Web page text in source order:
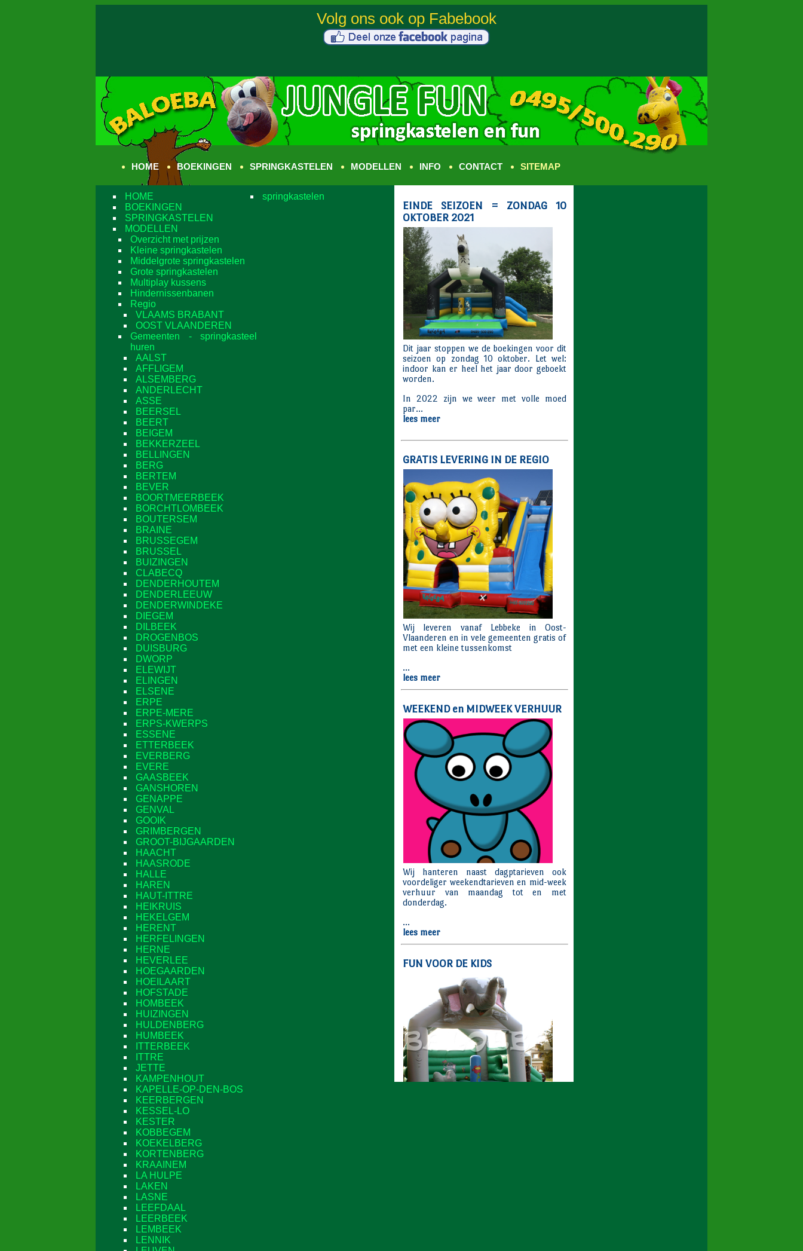
HOME BOEKINGEN SPRINGKASTELEN MODELLEN INFO CONTACT SITEMAP
HOME
BOEKINGEN
SPRINGKASTELEN
MODELLEN
Overzicht met prijzen
Kleine springkastelen
Middelgrote springkastelen
Grote springkastelen
Multiplay kussens
Hindernissenbanen
Regio
VLAAMS BRABANT
OOST VLAANDEREN
Gemeenten - springkasteel
huren
AALST
AFFLIGEM
ALSEMBERG
ANDERLECHT
ASSE
BEERSEL
BEERT
BEIGEM
BEKKERZEEL
BELLINGEN
BERG
BERTEM
BEVER
BOORTMEERBEEK
BORCHTLOMBEEK
BOUTERSEM
BRAINE
BRUSSEGEM
BRUSSEL
BUIZINGEN
CLABECQ
DENDERHOUTEM
DENDERLEEUW
DENDERWINDEKE
DIEGEM
DILBEEK
DROGENBOS
DUISBURG
DWORP
ELEWIJT
ELINGEN
ELSENE
ERPE
ERPE-MERE
ERPS-KWERPS
ESSENE
ETTERBEEK
EVERBERG
EVERE
GAASBEEK
GANSHOREN
GENAPPE
GENVAL
GOOIK
GRIMBERGEN
GROOT-BIJGAARDEN
HAACHT
HAASRODE
HALLE
HAREN
HAUT-ITTRE
HEIKRUIS
HEKELGEM
HERENT
HERFELINGEN
HERNE
HEVERLEE
HOEGAARDEN
HOEILAART
HOFSTADE
HOMBEEK
HUIZINGEN
HULDENBERG
HUMBEEK
ITTERBEEK
ITTRE
JETTE
KAMPENHOUT
KAPELLE-OP-DEN-BOS
KEERBERGEN
KESSEL-LO
KESTER
KOBBEGEM
KOEKELBERG
KORTENBERG
KRAAINEM
LA HULPE
LAKEN
LASNE
LEEFDAAL
LEERBEEK
LEMBEEK
LENNIK
springkastelen